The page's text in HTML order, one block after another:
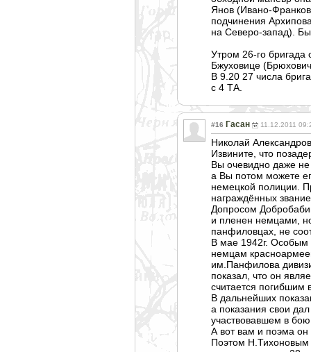
Янов (Ивано-
подчинения
на Северо-запад).
Утром 26-го
Бжуховице
В 9.20 27 числа
с 4 ТА.
#16 Гасан 11.12.2011
Николай
Извините, что
Вы очевидно даже не
а Вы потом можете
немецкой полиции.
награждённых
Допросом
и пленен немцами,
панфиловцах, не
В мае 1942г. Особым
немцам
им.Панфилова
показал, что он
считается погибшим
В дальнейших
а показания свои
участвовавшем в
А вот вам и поэма
Поэтом Н.Тихоновым